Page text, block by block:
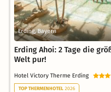
Erding, Bayern
Erding Ahoi: 2 Tage die
Welt pur!
Hotel Victory Therme Erding
TOP THERMENHOTEL 2026